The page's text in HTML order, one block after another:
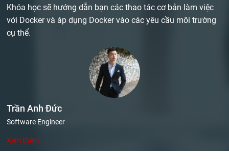
Khóa học sẽ hướng dẫn bạn các thao tác cơ bản làm việc
với Docker và áp dụng Docker vào các yêu cầu môi trường
cụ thể.
Trần Anh Đức
Software Engineer
Xem thêm